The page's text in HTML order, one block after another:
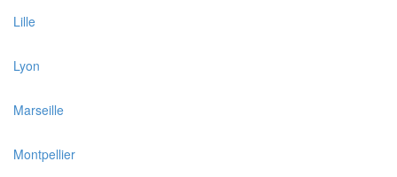
Lille
Lyon
Marseille
Montpellier